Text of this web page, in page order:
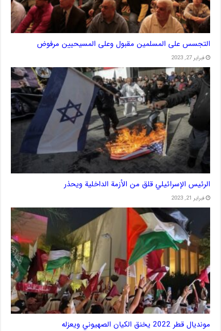
التجسس على المسلمين مقبول وعلى المسيحيين مرفوض
فبراير 27, 2023
الرئيس الإسرائيلي قلق من الأزمة الداخلية ويحذر
فبراير 21, 2023
مونديال قطر 2022 يخنق الكيان الصهيوني ويعزله